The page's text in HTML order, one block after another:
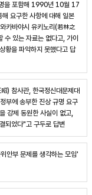
을 포함해 1990년 10월 17
요구한 사항에 대해 일본
카바야시 유키노리(若林之
수 있는 자료는 없다고, 가이
황을 파악하지 못했다고 답
) 참사관, 한국정신대문제대
부에 송부한 진상 규명 요구
강제 동원한 사실이 없고,
되었다"고 구두로 답변
안부 문제를 생각하는 모임'